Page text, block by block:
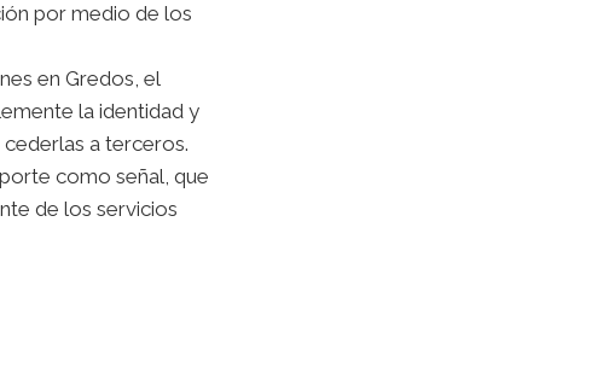
por medio de los
en Gredos, el
la identidad y
a terceros.
como señal, que
de los servicios